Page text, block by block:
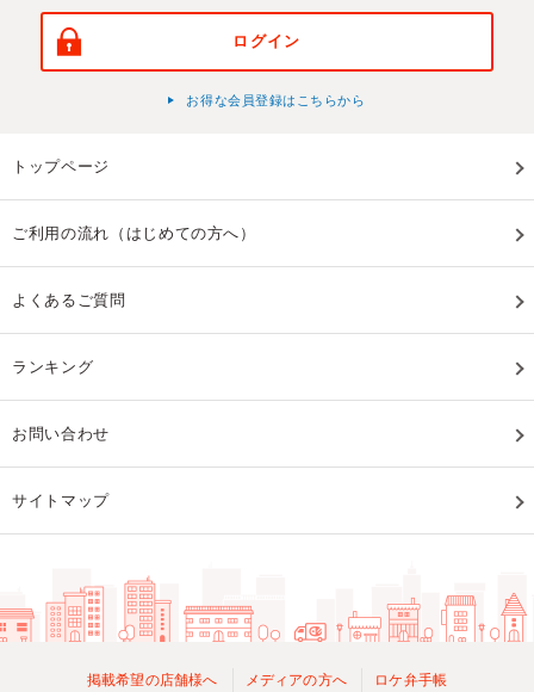
ログイン
お得な会員登録はこちらから
トップページ
ご利用の流れ（はじめての方へ）
よくあるご質問
ランキング
お問い合わせ
サイトマップ
掲載希望の店舗様へ メディアの方へ ロケ弁手帳